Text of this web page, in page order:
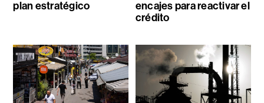
plan estratégico
encajes para reactivar el
crédito